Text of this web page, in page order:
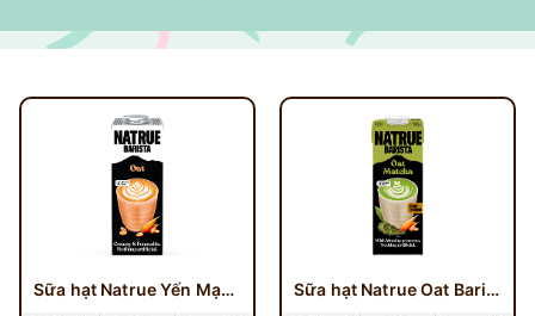
Sữa hạt Natrue Yến Mạch Barista 1L Sữa hạt Natrue Oat Barista yến mạch matcha hộp 1 Lít